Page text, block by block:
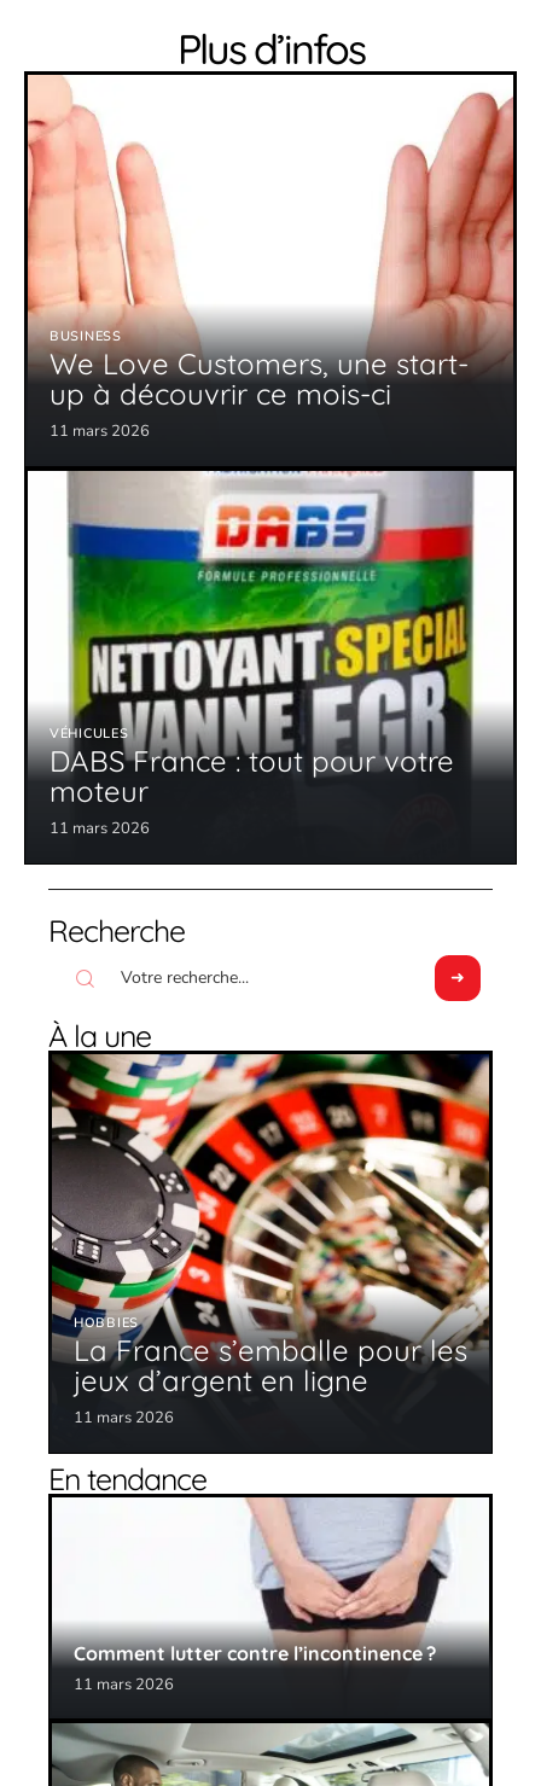
Plus d’infos
BUSINESS
We Love Customers, une start-
up à découvrir ce mois-ci
11 mars 2026
VÉHICULES
DABS France : tout pour votre
moteur
11 mars 2026
Recherche
À la une
HOBBIES
La France s’emballe pour les
jeux d’argent en ligne
11 mars 2026
En tendance
Comment lutter contre l’incontinence ?
11 mars 2026